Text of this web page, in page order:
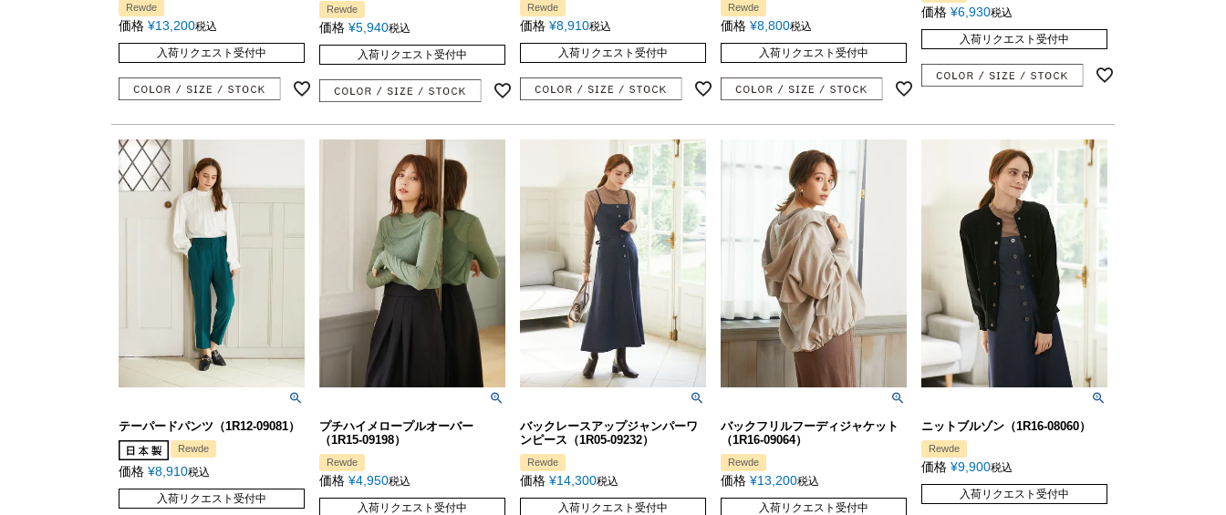
Rewde
価格 ¥13,200税込
入荷リクエスト受付中
Rewde
価格 ¥5,940税込
入荷リクエスト受付中
Rewde
価格 ¥8,910税込
入荷リクエスト受付中
Rewde
価格 ¥8,800税込
入荷リクエスト受付中
価格 ¥6,930税込
入荷リクエスト受付中
テーパードパンツ（1R12-09081）
Rewde
価格 ¥8,910税込
入荷リクエスト受付中
プチハイメロープルオーバー
（1R15-09198）
Rewde
価格 ¥4,950税込
入荷リクエスト受付中
バックレースアップジャンパーワ
ンピース（1R05-09232）
Rewde
価格 ¥14,300税込
入荷リクエスト受付中
バックフリルフーディジャケット
（1R16-09064）
Rewde
価格 ¥13,200税込
入荷リクエスト受付中
ニットブルゾン（1R16-08060）
Rewde
価格 ¥9,900税込
入荷リクエスト受付中